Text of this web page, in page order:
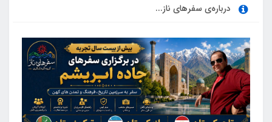
درباره‌ی سفرهای ناز...